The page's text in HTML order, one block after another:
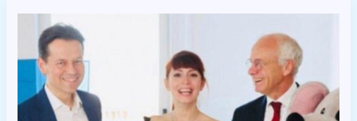
von
den
Besten
und
Dankbarkeit
von
den
Jüngsten!